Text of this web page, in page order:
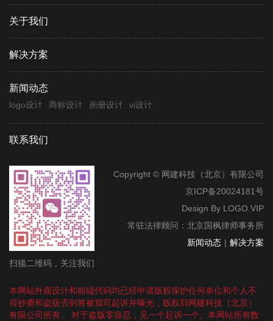
关于我们
解决方案
新闻动态
logo设计 商标设计 画册设计 vi设计
联系我们
扫描二维码，关注我们
Copyright © 网建科技（北京）有限公司
京ICP备20024181号
Design By LOGO.VIP
常驻法律顾问：北京国枫律师事务所
新闻动态 | 解决方案
本网站外观设计和前端代码均已经申请版权保护任何单位和个人不
得抄袭和盗版否则将被我司起诉并曝光，版权归网建科技（北京）
有限公司所有。 对于盗版零容忍，见一个起诉一个。本网站所有数